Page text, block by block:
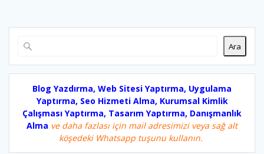
Ara
Blog Yazdırma, Web Sitesi Yaptırma, Uygulama
Yaptırma, Seo Hizmeti Alma, Kurumsal Kimlik
Çalışması Yaptırma, Tasarım Yaptırma, Danışmanlık
Alma ve daha fazlası için mail adresimizi veya sağ alt
köşedeki Whatsapp tuşunu kullanın.